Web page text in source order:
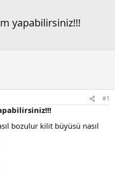
yapabilirsiniz!!!
#1
bozulur kilit büyüsü nasıl